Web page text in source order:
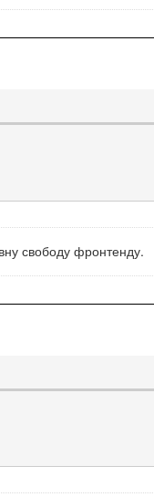
свободу фронтенду.